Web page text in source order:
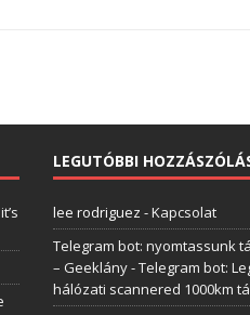
LEGUTÓBBI
lee rodriguez -Kapcsolat
Telegram bot: nyomtassunk
– Geeklány-Telegram bot:
hálózati scannered 1000km